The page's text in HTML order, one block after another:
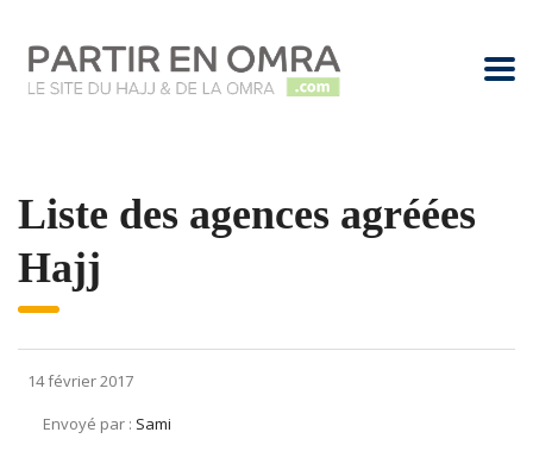
Liste des agences agréées
Hajj
14 février 2017
Envoyé par : Sami